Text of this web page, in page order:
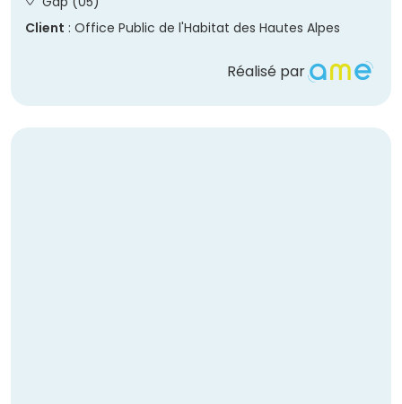
Client : Office Public de l'Habitat des Hautes Alpes
Réalisé par